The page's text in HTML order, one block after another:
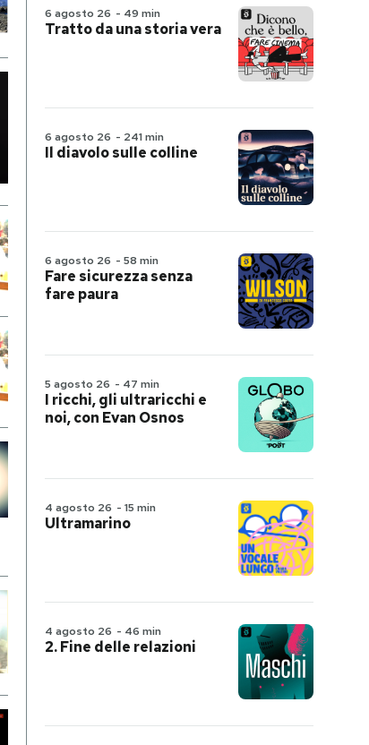
6 agosto 26 - 49 min
Tratto da una storia vera
6 agosto 26 - 241 min
Il diavolo sulle colline
6 agosto 26 - 58 min
Fare sicurezza senza
fare paura
5 agosto 26 - 47 min
I ricchi, gli ultraricchi e
noi, con Evan Osnos
4 agosto 26 - 15 min
Ultramarino
4 agosto 26 - 46 min
2. Fine delle relazioni